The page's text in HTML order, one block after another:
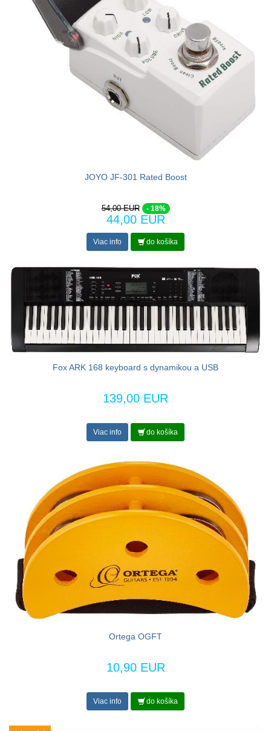
JOYO JF-301 Rated Boost
54,00 EUR - 18%
44,00 EUR
Viac info do košíka
Fox ARK 168 keyboard s dynamikou a USB
139,00 EUR
Viac info do košíka
Ortega OGFT
10,90 EUR
Viac info do košíka